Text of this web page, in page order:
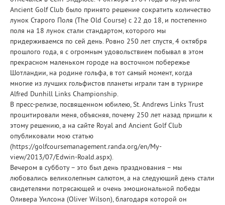
Ancient Golf Club было принято решение сократить количество
лунок Старого Поля (The Old Course) с 22 до 18, и постепенно
поля на 18 лунок стали стандартом, которого мы
придерживаемся по сей день. Ровно 250 лет спустя, 4 октября
прошлого года, я с огромным удовольствием побывал в этом
прекрасном маленьком городе на восточном побережье
Шотландии, на родине гольфа, в тот самый момент, когда
многие из лучших гольфистов планеты играли там в турнире
Alfred Dunhill Links Championship.
В пресс-релизе, посвященном юбилею, St. Andrews Links Trust
процитировали меня, объясняя, почему 250 лет назад пришли к
этому решению, а на сайте Royal and Ancient Golf Club
опубликовали мою статью
(https://golfcoursemanagement.randa.org/en/My-
view/2013/07/Edwin-Roald.aspx).
Вечером в субботу – это был день празднования – мы
любовались великолепным салютом, а на следующий день стали
свидетелями потрясающей и очень эмоциональной победы
Оливера Уилсона (Oliver Wilson), благодаря которой он